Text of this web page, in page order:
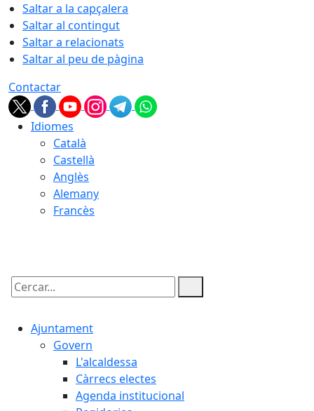
Saltar a la capçalera
Saltar al contingut
Saltar a relacionats
Saltar al peu de pàgina
Contactar
Idiomes
Català
Castellà
Anglès
Alemany
Francès
Cercar:
Ajuntament
Govern
L'alcaldessa
Càrrecs electes
Agenda institucional